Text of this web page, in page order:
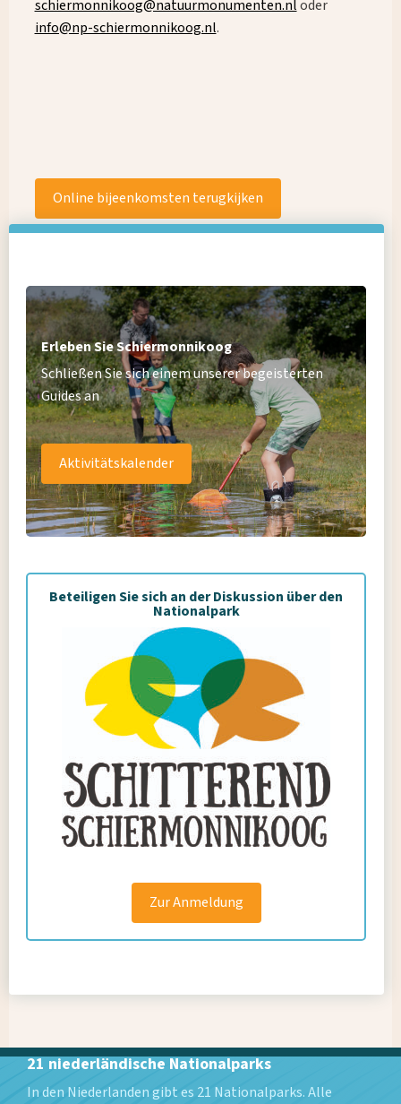
schiermonnikoog@natuurmonumenten.nloder
info@np-schiermonnikoog.nl.
Online bijeenkomsten terugkijken
concept begrazingsplan
Erleben Sie Schiermonnikoog
Schließen Sie sich einem unserer begeisterten
Guides an
Aktivitätskalender
Beteiligen Sie sich an der Diskussion über den
Nationalpark
Zur Anmeldung
21 niederländische Nationalparks
In den Niederlanden gibt es 21 Nationalparks. Alle